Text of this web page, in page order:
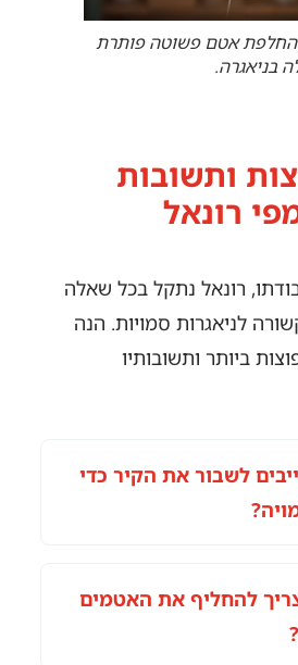
החלפת אטם פשוטה פותרת
בניאגרה.
ותשובות
רונאל
עבודתו, רונאל נתקל בכל שאלה
לניאגרות סמויות. הנה
ביותר ותשובותיו
לשבור את הקיר כדי
להחליף את האטמים